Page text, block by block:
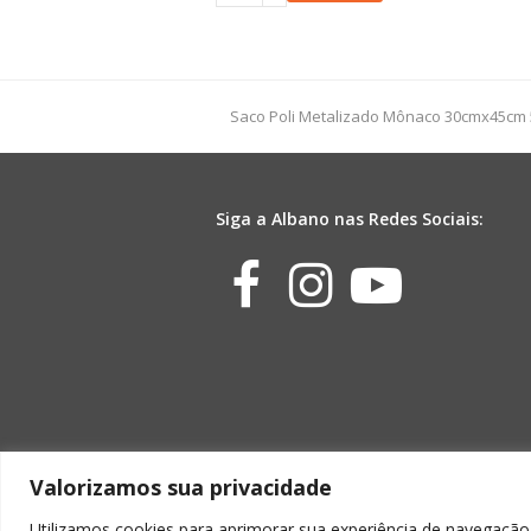
Valorizamos sua privacidade
quantidade
previous
Saco Poli Metalizado Mônaco
Siga a Albano nas Redes Sociais:
Facebook